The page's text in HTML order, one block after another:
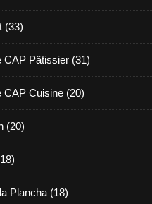
(33)
CAP Pâtissier (31)
CAP Cuisine (20)
(20)
Plancha (18)